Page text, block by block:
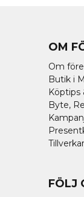
OM
Om
Butik i
Köptips
Byte,
FÖLJ